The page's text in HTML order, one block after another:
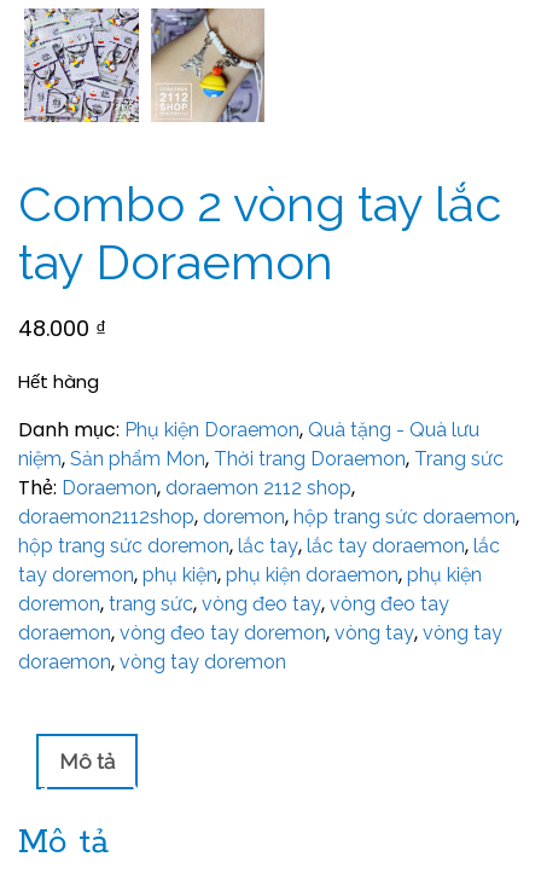
Combo 2 vòng tay lắc
tay Doraemon
48.000 ₫
Hết hàng
Danh mục: Phụ kiện Doraemon, Quà tặng - Quà lưu
niệm, Sản phẩm Mon, Thời trang Doraemon, Trang sức
Thẻ: Doraemon, doraemon 2112 shop,
doraemon2112shop, doremon, hộp trang sức doraemon,
hộp trang sức doremon, lắc tay, lắc tay doraemon, lắc
tay doremon, phụ kiện, phụ kiện doraemon, phụ kiện
doremon, trang sức, vòng đeo tay, vòng đeo tay
doraemon, vòng đeo tay doremon, vòng tay, vòng tay
doraemon, vòng tay doremon
Mô tả
Mô tả